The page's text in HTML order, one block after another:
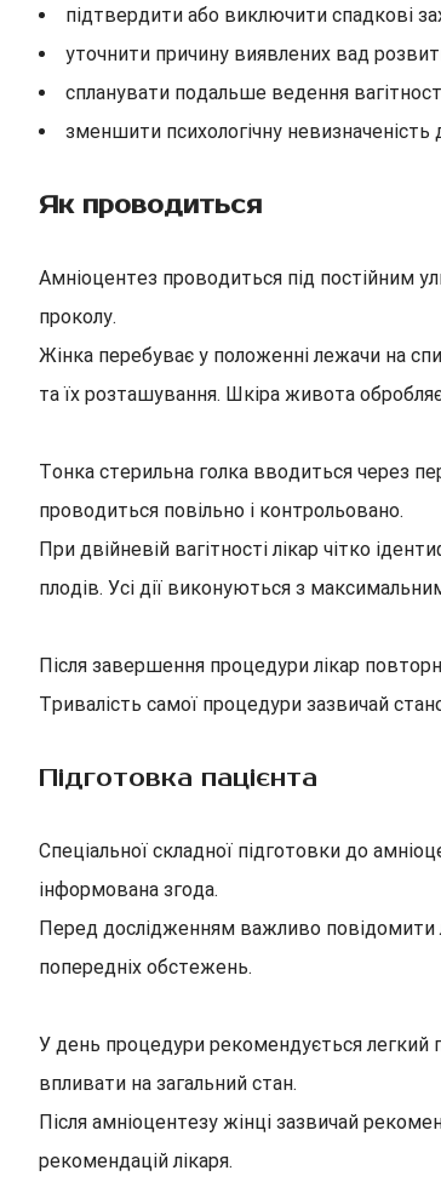
підтвердити або виключити спадкові
уточнити причину виявлених вад
спланувати подальше ведення
зменшити психологічну невизначеність
Як проводиться
Амніоцентез проводиться під постійним
проколу.
Жінка перебуває у положенні лежачи на
та їх розташування. Шкіра живота
Тонка стерильна голка вводиться через
проводиться повільно і контрольовано.
При двійневій вагітності лікар чітко
плодів. Усі дії виконуються з
Після завершення процедури лікар
Тривалість самої процедури зазвичай
Підготовка пацієнта
Спеціальної складної підготовки до
інформована згода.
Перед дослідженням важливо повідомити
попередніх обстежень.
У день процедури рекомендується легкий
впливати на загальний стан.
Після амніоцентезу жінці зазвичай
рекомендацій лікаря.